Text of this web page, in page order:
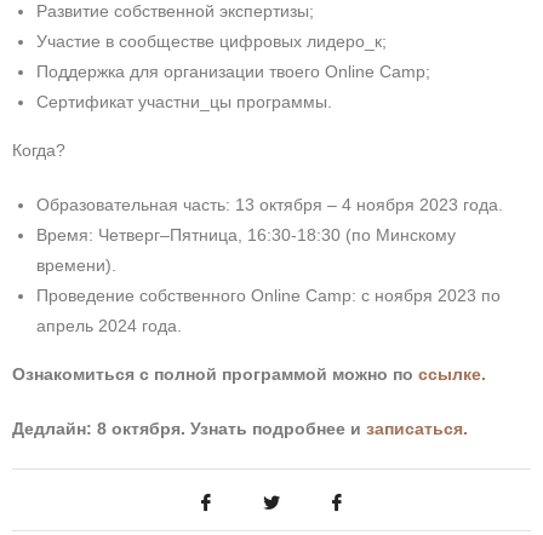
Развитие собственной экспертизы;
Участие в сообществе цифровых лидеро_к;
Поддержка для организации твоего Online Camp;
Сертификат участни_цы программы.
Когда?
Образовательная часть: 13 октября – 4 ноября 2023 года.
Время: Четверг–Пятница, 16:30-18:30 (по Минскому
времени).
Проведение собственного Online Camp: с ноября 2023 по
апрель 2024 года.
Ознакомиться с полной программой можно по ссылке.
Дедлайн: 8 октября. Узнать подробнее и записаться.